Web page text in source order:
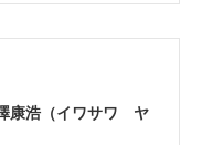
康浩（イワサワ ヤ